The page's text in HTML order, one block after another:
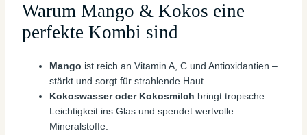
Warum Mango & Kokos eine
perfekte Kombi sind
Mango ist reich an Vitamin A, C und Antioxidantien –
stärkt und sorgt für strahlende Haut.
Kokoswasser oder Kokosmilch bringt tropische
Leichtigkeit ins Glas und spendet wertvolle
Mineralstoffe.